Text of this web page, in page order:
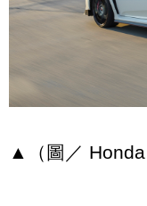
▲（圖／ Honda